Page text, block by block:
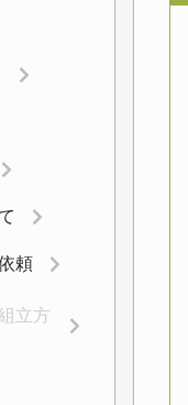
頼
立方